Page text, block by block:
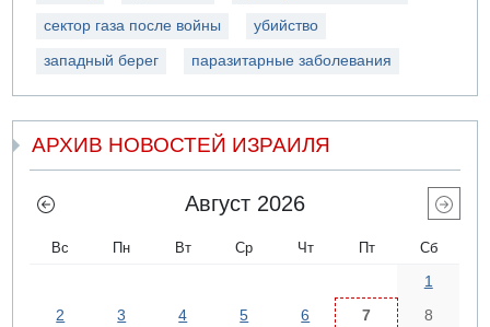
сектор газа после войны убийство
западный берег паразитарные заболевания
АРХИВ НОВОСТЕЙ ИЗРАИЛЯ
Август 2026
Вс Пн Вт Ср Чт Пт Сб
1
2
3 4 5 6 7
8